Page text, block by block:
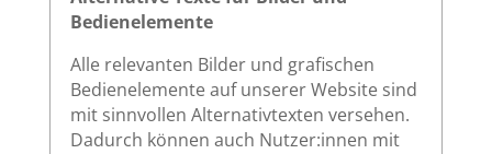
Bedienelemente
Alle relevanten Bilder und grafischen
Bedienelemente auf unserer Website sind
mit sinnvollen Alternativtexten versehen.
Dadurch können auch Nutzer:innen mit